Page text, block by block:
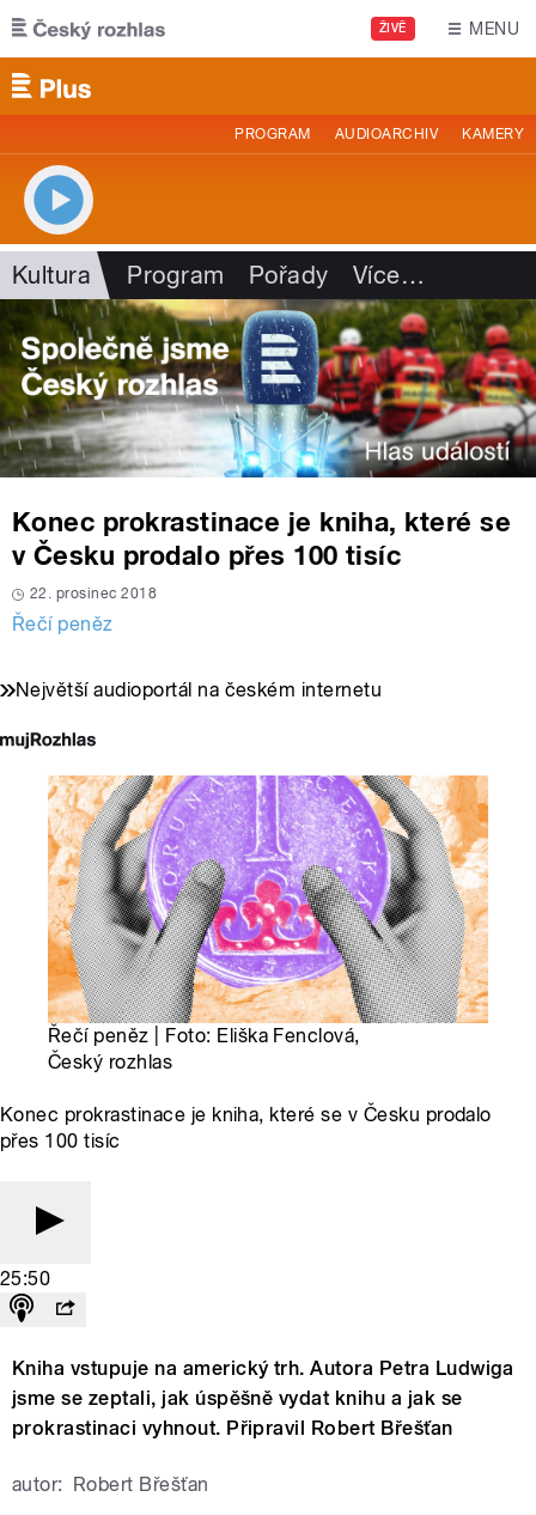
Přejít k hlavnímu obsahu
ŽIVĚ MENU
PROGRAM AUDIOARCHIV KAMERY
Kultura Program Pořady Více…
Konec prokrastinace je kniha, které se
v Česku prodalo přes 100 tisíc
22. prosinec 2018
Řečí peněz
Největší audioportál na českém internetu
Řečí peněz | Foto: Eliška Fenclová,
Český rozhlas
Konec prokrastinace je kniha, které se v Česku prodalo
přes 100 tisíc
25:50
Kniha vstupuje na americký trh. Autora Petra Ludwiga
jsme se zeptali, jak úspěšně vydat knihu a jak se
prokrastinaci vyhnout. Připravil Robert Břešťan
autor: Robert Břešťan